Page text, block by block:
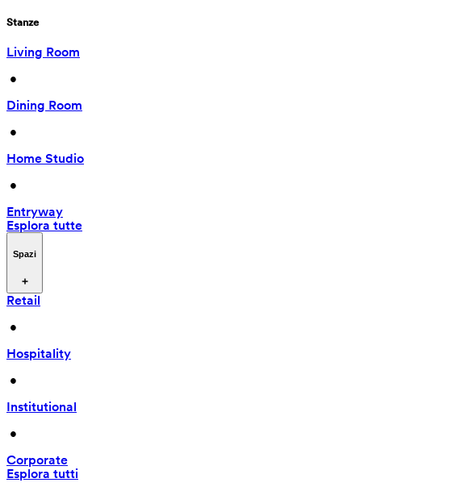
Stanze
Living Room
•
Dining Room
•
Home Studio
•
Entryway
Esplora tutte
Spazi
Retail
•
Hospitality
•
Institutional
•
Corporate
Esplora tutti